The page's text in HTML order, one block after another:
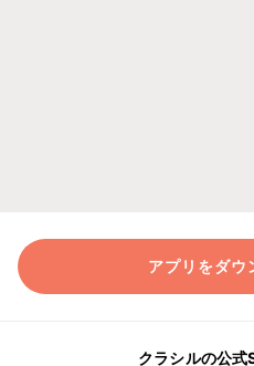
アプリをダウ
クラシルの公式